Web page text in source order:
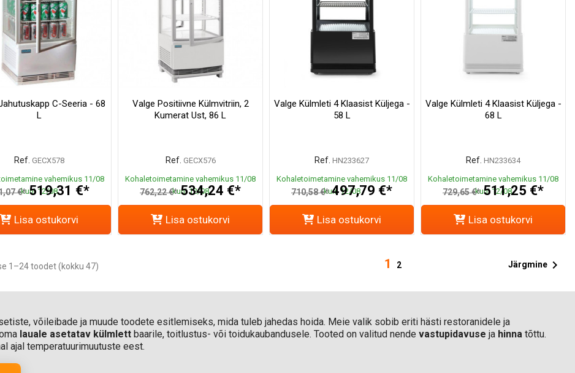
C-Seeria - 68
L
Ref. GECX578
vahemikus 11/08
kuni 12/08
€* 519,31 €*
Lisa ostukorvi
Valge Positiivne Külmvitriin, 2
Kumerat Ust, 86 L
Ref. GECX576
Kohaletoimetamine vahemikus 11/08
kuni 12/08
762,22 €* 534,24 €*
Lisa ostukorvi
Valge Külmleti 4 Klaasist Küljega -
58 L
Ref. HN233627
Kohaletoimetamine vahemikus 11/08
kuni 12/08
710,58 €* 497,79 €*
Lisa ostukorvi
Valge Külmleti 4 Klaasist Küljega -
68 L
Ref. HN233634
Kohaletoimetamine vahemikus 11/08
kuni 12/08
729,65 €* 511,25 €*
Lisa ostukorvi
1–24 toodet (kokku 47) 1 2 Järgmine
võileibade ja muude toodete esitlemiseks, mida tuleb jahedas hoida. Meie valik sobib eriti hästi restoranidele ja
lauale asetatav külmlett baarile, toitlustus- või toidukaubandusele. Tooted on valitud nende vastupidavuse ja hinna tõttu.
ajal temperatuurimuutuste eest.